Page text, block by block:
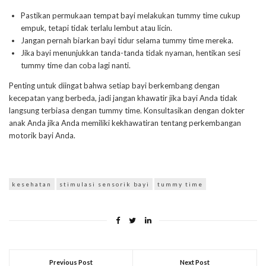
Pastikan permukaan tempat bayi melakukan tummy time cukup
empuk, tetapi tidak terlalu lembut atau licin.
Jangan pernah biarkan bayi tidur selama tummy time mereka.
Jika bayi menunjukkan tanda-tanda tidak nyaman, hentikan sesi
tummy time dan coba lagi nanti.
Penting untuk diingat bahwa setiap bayi berkembang dengan
kecepatan yang berbeda, jadi jangan khawatir jika bayi Anda tidak
langsung terbiasa dengan tummy time. Konsultasikan dengan dokter
anak Anda jika Anda memiliki kekhawatiran tentang perkembangan
motorik bayi Anda.
kesehatan stimulasi sensorik bayi tummy time
Previous Post Next Post